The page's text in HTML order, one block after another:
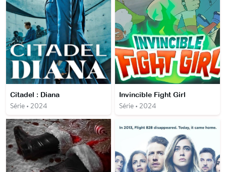
Citadel : Diana
Série • 2024
Invincible Fight Girl
Série • 2024